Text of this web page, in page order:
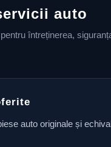
auto
întreținerea,
auto originale și